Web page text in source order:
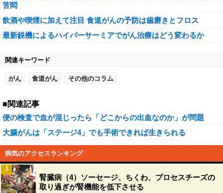
苦悶
飲酒や喫煙に加えて注目 食道がんの予防は歯磨きとフロス
最新鋭機によるハイパーサーミアでがん治療はどう変わるか
関連キーワード
がん 食道がん その他のコラム
■関連記事
便の検査で血が混じったら「どこからの出血なのか」が問題
大腸がんは「ステージ4」でも手術できれば生きられる
病気のアクセスランキング
腎臓病（4）ソーセージ、ちくわ、プロセスチーズの
取り過ぎが腎機能を低下させる
1